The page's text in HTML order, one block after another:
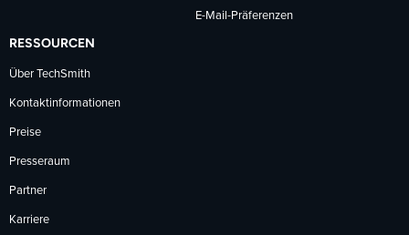
E-Mail-Präferenzen
RESSOURCEN
Über TechSmith
Kontaktinformationen
Preise
Presseraum
Partner
Karriere